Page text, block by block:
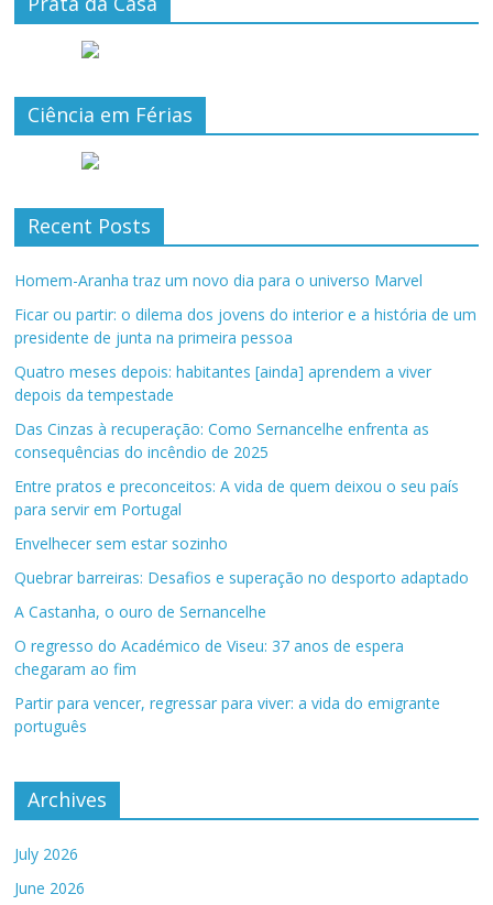
Ciência em Férias
Recent Posts
Homem-Aranha traz um novo dia para o universo Marvel
Ficar ou partir: o dilema dos jovens do interior e a história de um
presidente de junta na primeira pessoa
Quatro meses depois: habitantes [ainda] aprendem a viver
depois da tempestade
Das Cinzas à recuperação: Como Sernancelhe enfrenta as
consequências do incêndio de 2025
Entre pratos e preconceitos: A vida de quem deixou o seu país
para servir em Portugal
Envelhecer sem estar sozinho
Quebrar barreiras: Desafios e superação no desporto adaptado
A Castanha, o ouro de Sernancelhe
O regresso do Académico de Viseu: 37 anos de espera
chegaram ao fim
Partir para vencer, regressar para viver: a vida do emigrante
português
Archives
July 2026
June 2026